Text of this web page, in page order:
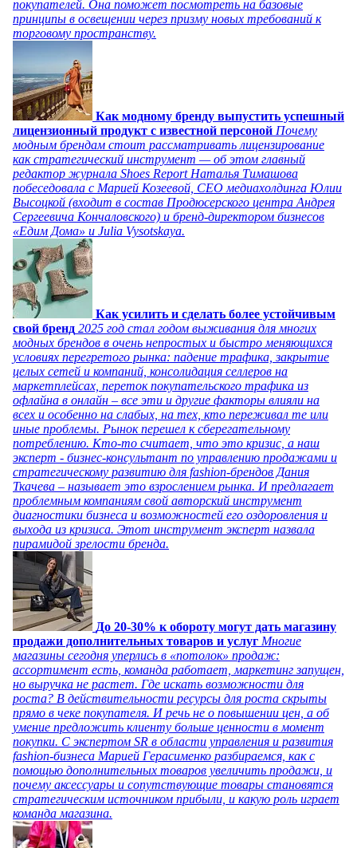
покупателей. Она поможет посмотреть на базовые
принципы в освещении через призму новых требований к
торговому пространству.
Как модному бренду выпустить успешный
лицензионный продукт с известной персоной Почему
модным брендам стоит рассматривать лицензирование
как стратегический инструмент — об этом главный
редактор журнала Shoes Report Наталья Тимашова
побеседовала с Марией Козеевой, СЕО медиахолдинга Юлии
Высоцкой (входит в состав Продюсерского центра Андрея
Сергеевича Кончаловского) и бренд-директором бизнесов
«Едим Дома» и Julia Vysotskaya.
Как усилить и сделать более устойчивым
свой бренд 2025 год стал годом выживания для многих
модных брендов в очень непростых и быстро меняющихся
условиях перегретого рынка: падение трафика, закрытие
целых сетей и компаний, консолидация селлеров на
маркетплейсах, переток покупательского трафика из
офлайна в онлайн – все эти и другие факторы влияли на
всех и особенно на слабых, на тех, кто переживал те или
иные проблемы. Рынок перешел к сберегательному
потреблению. Кто-то считает, что это кризис, а наш
эксперт - бизнес-консультант по управлению продажами и
стратегическому развитию для fashion-брендов Дания
Ткачева – называет это взрослением рынка. И предлагает
проблемным компаниям свой авторский инструмент
диагностики бизнеса и возможностей его оздоровления и
выхода из кризиса. Этот инструмент эксперт назвала
пирамидой зрелости бренда.
До 20-30% к обороту могут дать магазину
продажи дополнительных товаров и услуг Многие
магазины сегодня уперлись в «потолок» продаж:
ассортимент есть, команда работает, маркетинг запущен,
но выручка не растет. Где искать возможности для
роста? В действительности ресурсы для роста скрыты
прямо в чеке покупателя. И речь не о повышении цен, а об
умение предложить клиенту больше ценности в момент
покупки. С экспертом SR в области управления и развития
fashion-бизнеса Марией Герасименко разбираемся, как с
помощью дополнительных товаров увеличить продажи, и
почему аксессуары и сопутствующие товары становятся
стратегическим источником прибыли, и какую роль играет
команда магазина.